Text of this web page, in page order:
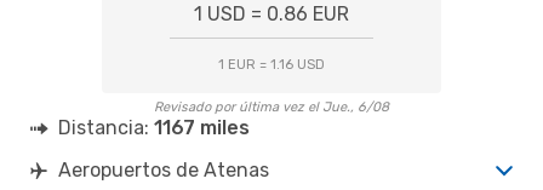
1 USD = 0.86 EUR
1 EUR = 1.16 USD
Revisado por última vez el Jue., 6/08
Distancia: 1167 miles
Aeropuertos de Atenas